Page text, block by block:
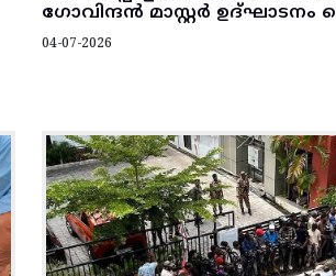
ഗോവിന്ദൻ മാസ്റ്റർ
04-07-2026